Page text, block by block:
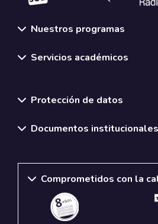
Nuestros programas
Servicios académicos
Protección de datos
Documentos
Comprometidos con la